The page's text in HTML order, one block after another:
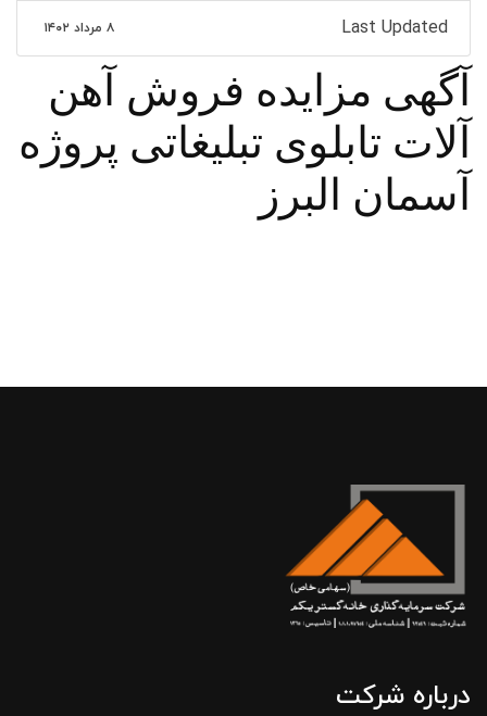
Last Updated ۸ مرداد ۱۴۰۲
آگهی مزايده فروش آهن
آلات تابلوی تبليغاتی پروژه
آسمان البرز
درباره شرکت